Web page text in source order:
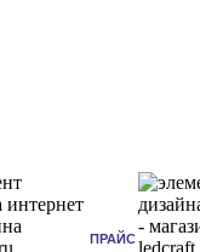
ПРАЙС